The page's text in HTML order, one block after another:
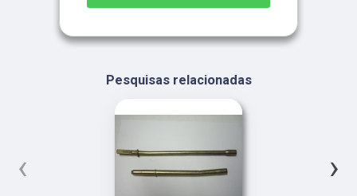
Pesquisas relacionadas
‹ ›